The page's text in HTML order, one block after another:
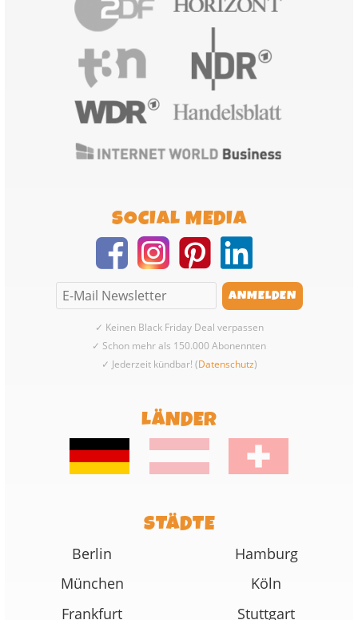
SOCIAL MEDIA
✓ Keinen Black Friday Deal verpassen
✓ Schon mehr als 150.000 Abonennten
✓ Jederzeit kündbar! (Datenschutz)
LÄNDER
STÄDTE
Berlin
Hamburg
München
Köln
Frankfurt
Stuttgart